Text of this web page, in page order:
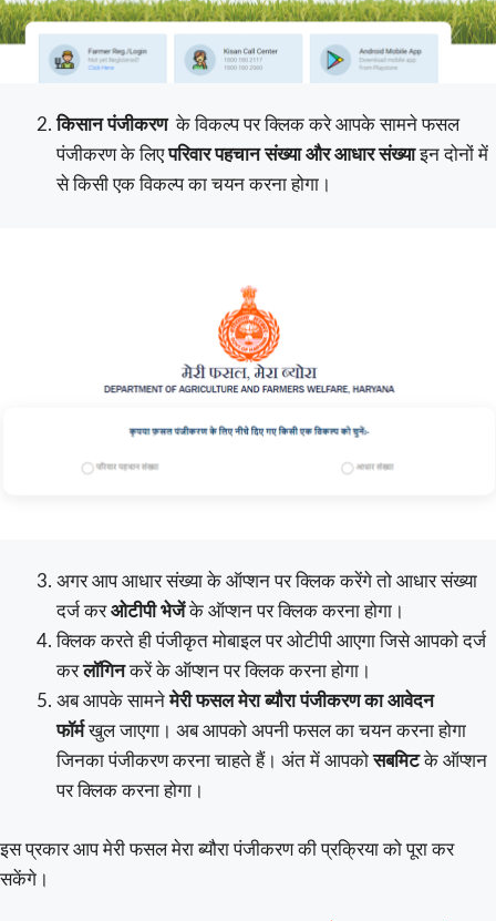
किसान पंजीकरणके विकल्प पर क्लिक करे आपके सामने फसल
पंजीकरण के लिएपरिवार पहचान संख्या और आधार संख्याइन दोनों में
से किसी एक विकल्प का चयन करना होगा।
अगर आप आधार संख्या के ऑप्शन पर क्लिक करेंगे तो आधार संख्या
दर्ज करओटीपी भेजेंके ऑप्शन पर क्लिक करना होगा।
क्लिक करते ही पंजीकृत मोबाइल पर ओटीपी आएगा जिसे आपको दर्ज
करलॉगिनकरें के ऑप्शन पर क्लिक करना होगा।
अब आपके सामनेमेरी फसल मेरा ब्यौरा पंजीकरण का आवेदन
फॉर्मखुल जाएगा। अब आपको अपनी फसल का चयन करना होगा
जिनका पंजीकरण करना चाहते हैं। अंत में आपकोसबमिटके ऑप्शन
पर क्लिक करना होगा।
इस प्रकार आप मेरी फसल मेरा ब्यौरा पंजीकरण की प्रक्रिया को पूरा कर
सकेंगे।